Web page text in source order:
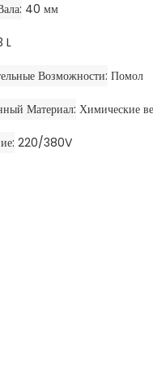
40 мм
L
Возможности Помол
Материал Химические
220/380V